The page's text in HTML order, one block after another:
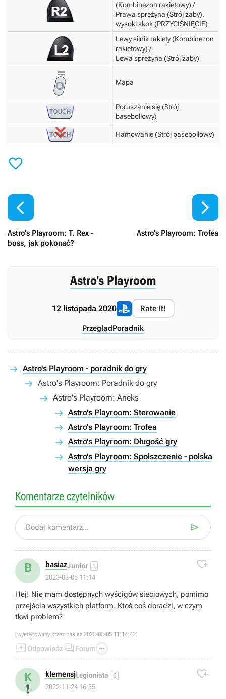
(Kombinezon rakietowy) /
Prawa sprężyna (Strój żaby),
wysoki skok (PRZYCIŚNIĘCIE)
Lewy silnik rakiety (Kombinezon
rakietowy) /
Lewa sprężyna (Strój żaby)
Mapa
Poruszanie się (Strój
basebollowy)
Hamowanie (Strój basebollowy)


Astro's Playroom: T. Rex -
boss, jak pokonać?
Astro's Playroom: Trofea

Astro's Playroom
12 listopada 2020 Rate It!
PrzeglądPoradnik
Astro's Playroom - poradnik do gry
Astro's Playroom: Poradnik do gry
Astro's Playroom: Aneks
Astro's Playroom: Sterowanie
Astro's Playroom: Trofea
Astro's Playroom: Długość gry
Astro's Playroom: Spolszczenie - polska
wersja gry
Komentarze czytelników
Dodaj komentarz... 
B basiazJunior 1
2023-03-05 11:14

Hej! Nie mam dostępnych wyścigów sieciowych, pomimo
przejścia wszystkich platform. Ktoś coś doradzi, w czym
tkwi problem?
[wyedytowany przez basiaz 2023-03-05 11:14:42]
Odpowiedz  Forum 
K
❗
klemensjLegionista 6
2022-11-24 16:35
